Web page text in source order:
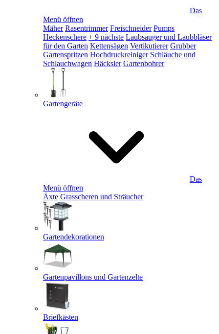
Das
Menü öffnen
Mäher Rasentrimmer Freischneider Pumps
Heckenschere + 9 nächste Laubsauger und Laubbläser
für den Garten Kettensägen Vertikutierer Grubber
Gartenspritzen Hochdruckreiniger Schläuche und
Schlauchwagen Häcksler Gartenbohrer
Gartengeräte
Das
Menü öffnen
Äxte Grasscheren und Sträucher
Gartendekorationen
Gartenpavillons und Gartenzelte
Briefkästen